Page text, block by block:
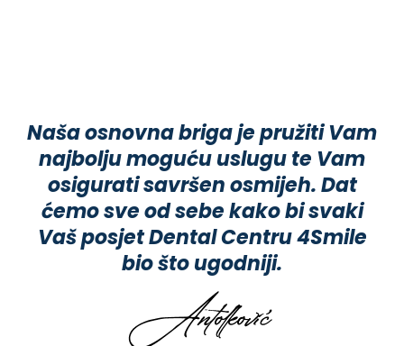
Naša osnovna briga je pružiti Vam
najbolju moguću uslugu te Vam
osigurati savršen osmijeh. Dat
ćemo sve od sebe kako bi svaki
Vaš posjet Dental Centru 4Smile
bio što ugodniji.